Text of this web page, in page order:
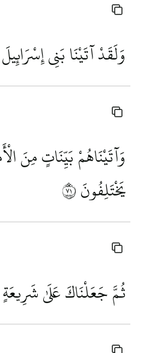
وَلَقَدْ آتَيْنَا بَنِي
وَآتَيْنَاهُمْ بَيِّنَاتٍ مِنَ
يَخْتَلِفُونَ١٧
ثُمَّ جَعَلْنَاكَ عَلَىٰ شَرِيعَةٍ